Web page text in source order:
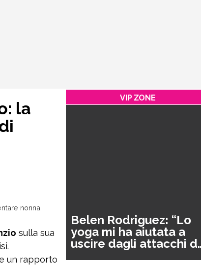
la
sulla sua
un rapporto
VIP ZONE
Belen Rodriguez: “Lo
yoga mi ha aiutata a
uscire dagli attacchi di